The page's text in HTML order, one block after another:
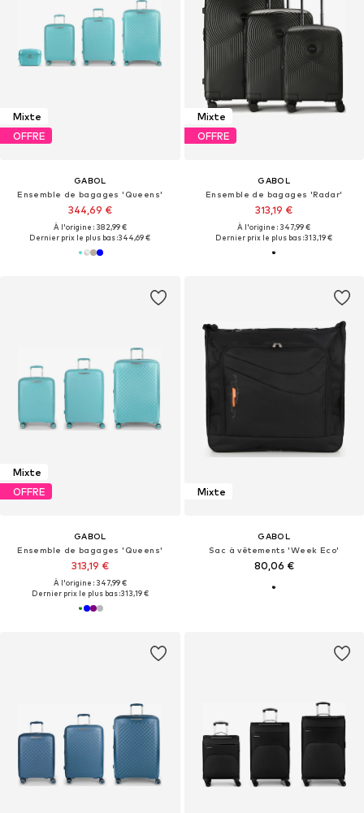
Mixte
OFFRE
GABOL
Ensemble de bagages 'Queens'
344,69 €
À l'origine : 382,99 €
Dernier prix le plus bas :344,69 €
Mixte
OFFRE
GABOL
Ensemble de bagages 'Radar'
313,19 €
À l'origine : 347,99 €
Dernier prix le plus bas :313,19 €
Mixte
OFFRE
GABOL
Ensemble de bagages 'Queens'
313,19 €
À l'origine : 347,99 €
Dernier prix le plus bas :313,19 €
Mixte
GABOL
Sac à vêtements 'Week Eco'
80,06 €